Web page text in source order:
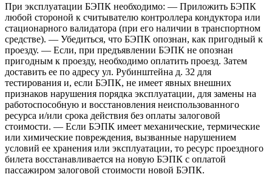
При эксплуатации БЭПК необходимо: — Приложить БЭПК
любой стороной к считывателю контроллера кондуктора или
стационарного валидатора (при его наличии в транспортном
средстве). — Убедиться, что БЭПК опознан, как пригодный к
проезду. — Если, при предъявлении БЭПК не опознан
пригодным к проезду, необходимо оплатить проезд. Затем
доставить ее по адресу ул. Рубинштейна д. 32 для
тестирования и, если БЭПК, не имеет явных внешних
признаков нарушения порядка эксплуатации, для замены на
работоспособную и восстановления неиспользованного
ресурса и/или срока действия без оплаты залоговой
стоимости. — Если БЭПК имеет механические, термические
или химические повреждения, вызванные нарушением
условий ее хранения или эксплуатации, то ресурс проездного
билета восстанавливается на новую БЭПК с оплатой
пассажиром залоговой стоимости новой БЭПК.